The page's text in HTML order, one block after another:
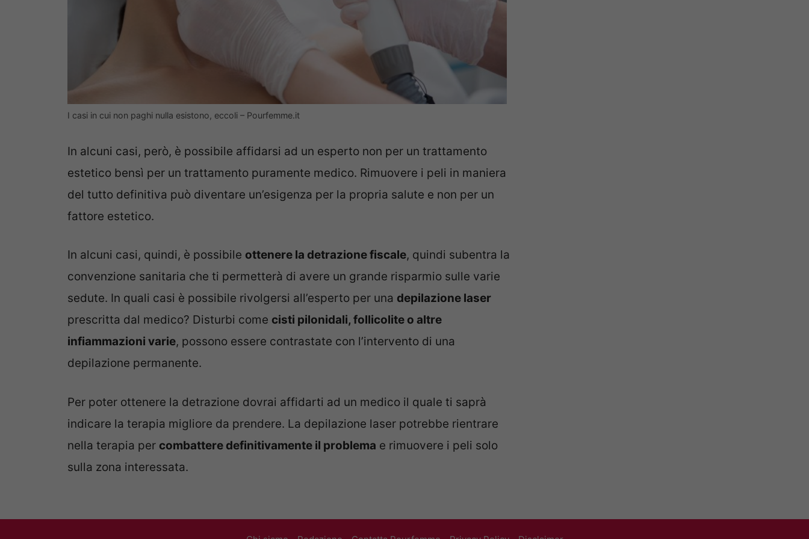
I casi in cui non paghi nulla esistono, eccoli – Pourfemme.it
In alcuni casi, però, è possibile affidarsi ad un esperto non per un trattamento
estetico bensì per un trattamento puramente medico. Rimuovere i peli in maniera
del tutto definitiva può diventare un’esigenza per la propria salute e non per un
fattore estetico.
In alcuni casi, quindi, è possibile ottenere la detrazione fiscale, quindi subentra la
convenzione sanitaria che ti permetterà di avere un grande risparmio sulle varie
sedute. In quali casi è possibile rivolgersi all’esperto per una depilazione laser
prescritta dal medico? Disturbi come cisti pilonidali, follicolite o altre
infiammazioni varie, possono essere contrastate con l’intervento di una
depilazione permanente.
Per poter ottenere la detrazione dovrai affidarti ad un medico il quale ti saprà
indicare la terapia migliore da prendere. La depilazione laser potrebbe rientrare
nella terapia per combattere definitivamente il problema e rimuovere i peli solo
sulla zona interessata.